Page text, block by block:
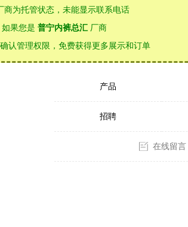
商为托管状态，未能显示联系电话
如果您是 普宁内裤总汇 厂商
认管理权限，免费获得更多展示和订单
产品
招聘
在线留言